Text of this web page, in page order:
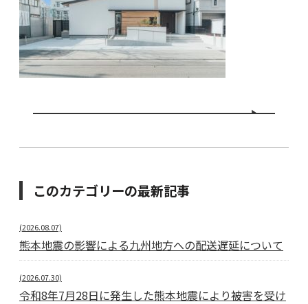
このカテゴリーの最新記事
(2026.08.07)
熊本地震の影響による九州地方への配送遅延について
(2026.07.30)
令和8年7月28日に発生した熊本地震により被害を受け